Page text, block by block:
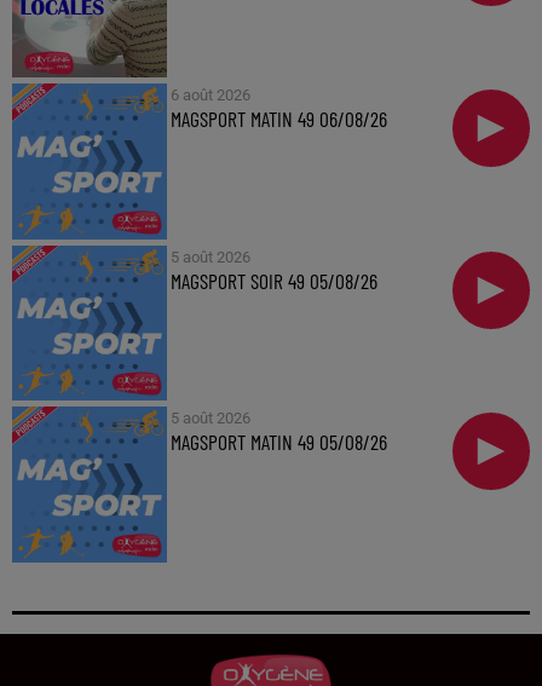
6 août 2026
MAGSPORT MATIN 49 06/08/26
5 août 2026
MAGSPORT SOIR 49 05/08/26
5 août 2026
MAGSPORT MATIN 49 05/08/26